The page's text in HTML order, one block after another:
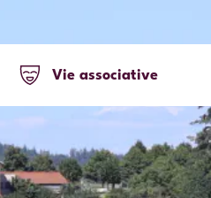
Vie associative